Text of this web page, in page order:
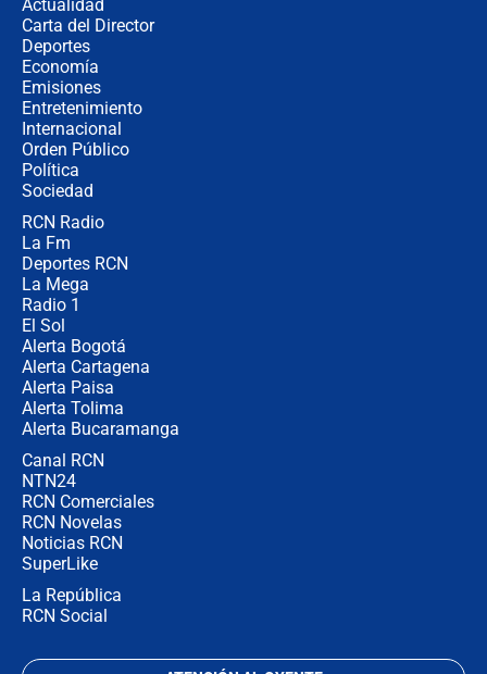
Actualidad
Carta del Director
Deportes
Economía
Emisiones
Entretenimiento
Internacional
Orden Público
Política
Sociedad
RCN Radio
La Fm
Deportes RCN
La Mega
Radio 1
El Sol
Alerta Bogotá
Alerta Cartagena
Alerta Paisa
Alerta Tolima
Alerta Bucaramanga
Canal RCN
NTN24
RCN Comerciales
RCN Novelas
Noticias RCN
SuperLike
La República
RCN Social